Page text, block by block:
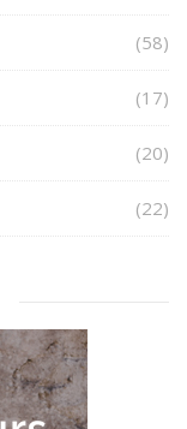
(58)
(17)
(20)
(22)